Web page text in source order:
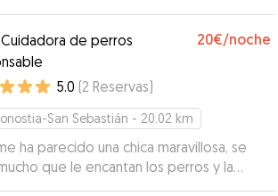
Transmite muchísima confianza y
lo notan rápido. Estoy encantada y
:) Muchas gracias!”
Cuidadora de perros
20€/noche
5.0 (2 Reservas)
San Sebastián - 20.02 km
ha parecido una chica maravillosa, se
que le encantan los perros y la
vibra que tiene. Super puntual y amable.